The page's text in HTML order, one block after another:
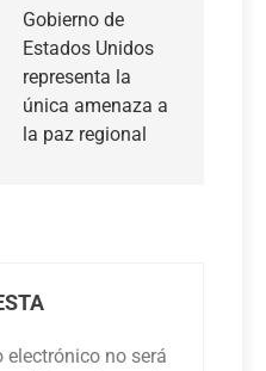
Gobierno de
Estados Unidos
representa la
única amenaza a
la paz regional
electrónico no será